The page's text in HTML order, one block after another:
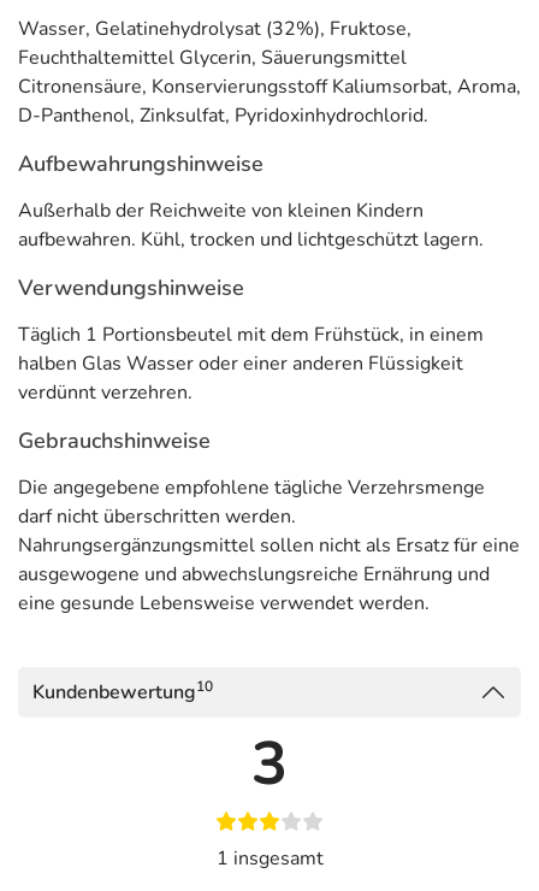
Wasser, Gelatinehydrolysat (32%), Fruktose,
Feuchthaltemittel Glycerin, Säuerungsmittel
Citronensäure, Konservierungsstoff Kaliumsorbat, Aroma,
D-Panthenol, Zinksulfat, Pyridoxinhydrochlorid.
Aufbewahrungshinweise
Außerhalb der Reichweite von kleinen Kindern
aufbewahren. Kühl, trocken und lichtgeschützt lagern.
Verwendungshinweise
Täglich 1 Portionsbeutel mit dem Frühstück, in einem
halben Glas Wasser oder einer anderen Flüssigkeit
verdünnt verzehren.
Gebrauchshinweise
Die angegebene empfohlene tägliche Verzehrsmenge
darf nicht überschritten werden.
Nahrungsergänzungsmittel sollen nicht als Ersatz für eine
ausgewogene und abwechslungsreiche Ernährung und
eine gesunde Lebensweise verwendet werden.
Kundenbewertung10
3
1 insgesamt